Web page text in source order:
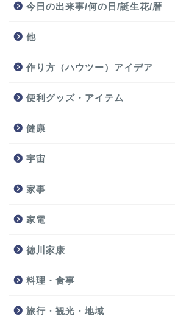
今日の出来事/何の日/誕生花/暦
他
作り方（ハウツー）アイデア
便利グッズ・アイテム
健康
宇宙
家事
家電
徳川家康
料理・食事
旅行・観光・地域